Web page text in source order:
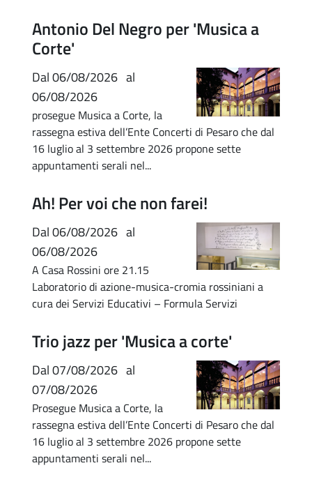
Antonio Del Negro per 'Musica a
Corte'
Dal06/08/2026 al
06/08/2026
prosegue Musica a Corte, la
rassegna estiva dell’Ente Concerti di Pesaro che dal
16 luglio al 3 settembre 2026 propone sette
appuntamenti serali nel...
Ah! Per voi che non farei!
Dal06/08/2026 al
06/08/2026
A Casa Rossini ore 21.15
Laboratorio di azione-musica-cromia rossiniani a
cura dei Servizi Educativi – Formula Servizi
Trio jazz per 'Musica a corte'
Dal07/08/2026 al
07/08/2026
Prosegue Musica a Corte, la
rassegna estiva dell’Ente Concerti di Pesaro che dal
16 luglio al 3 settembre 2026 propone sette
appuntamenti serali nel...